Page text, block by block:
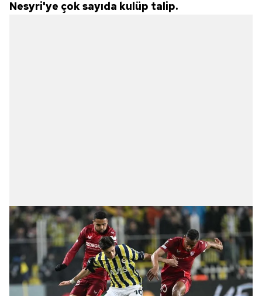
Nesyri'ye çok sayıda kulüp talip.